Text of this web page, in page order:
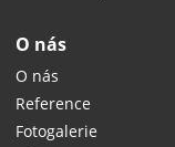
O nás
O nás
Reference
Fotogalerie